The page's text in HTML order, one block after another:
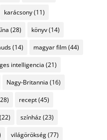
karácsony(11)
(28) könyv(14)
(14) magyar film(44)
intelligencia (21)
Nagy-Britannia (16)
recept(45)
színház(23)
világörökség(77)